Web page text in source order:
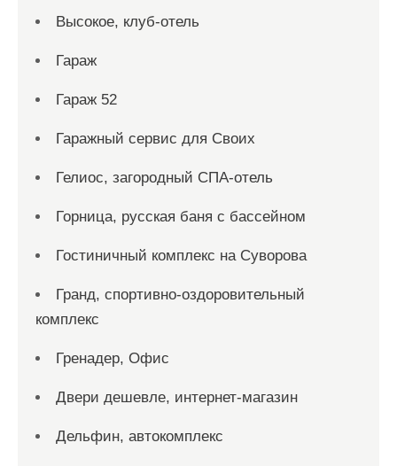
Высокое, клуб-отель
Гараж
Гараж 52
Гаражный сервис для Своих
Гелиос, загородный СПА-отель
Горница, русская баня с бассейном
Гостиничный комплекс на Суворова
Гранд, спортивно-оздоровительный
комплекс
Гренадер, Офис
Двери дешевле, интернет-магазин
Дельфин, автокомплекс